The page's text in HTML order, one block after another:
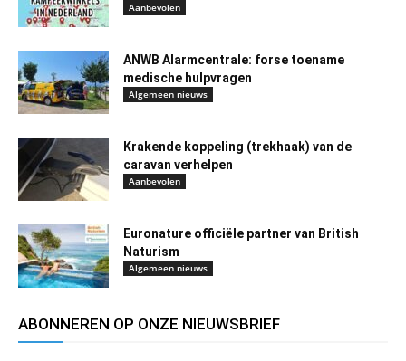
Aanbevolen
ANWB Alarmcentrale: forse toename
medische hulpvragen
Algemeen nieuws
Krakende koppeling (trekhaak) van de
caravan verhelpen
Aanbevolen
Euronature officiële partner van British
Naturism
Algemeen nieuws
ABONNEREN OP ONZE NIEUWSBRIEF